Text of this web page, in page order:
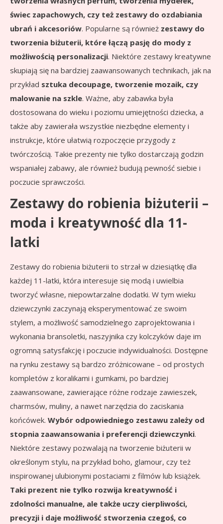
świec zapachowych, czy też zestawy do ozdabiania
ubrań i akcesoriów. Popularne są również zestawy do
tworzenia biżuterii, które łączą pasję do mody z
możliwością personalizacji. Niektóre zestawy kreatywne
skupiają się na bardziej zaawansowanych technikach, jak na
przykład sztuka decoupage, tworzenie mozaik, czy
malowanie na szkle. Ważne, aby zabawka była
dostosowana do wieku i poziomu umiejętności dziecka, a
także aby zawierała wszystkie niezbędne elementy i
instrukcje, które ułatwią rozpoczęcie przygody z
twórczością. Takie prezenty nie tylko dostarczają godzin
wspaniałej zabawy, ale również budują pewność siebie i
poczucie sprawczości.
Zestawy do robienia biżuterii –
moda i kreatywność dla 11-
latki
Zestawy do robienia biżuterii to strzał w dziesiątkę dla
każdej 11-latki, która interesuje się modą i uwielbia
tworzyć własne, niepowtarzalne dodatki. W tym wieku
dziewczynki zaczynają eksperymentować ze swoim
stylem, a możliwość samodzielnego zaprojektowania i
wykonania bransoletki, naszyjnika czy kolczyków daje im
ogromną satysfakcję i poczucie indywidualności. Dostępne
na rynku zestawy są bardzo zróżnicowane – od prostych
kompletów z koralikami i gumkami, po bardziej
zaawansowane, zawierające różne rodzaje zawieszek,
charmsów, muliny, a nawet narzędzia do zaciskania
końcówek. Wybór odpowiedniego zestawu zależy od
stopnia zaawansowania i preferencji dziewczynki.
Niektóre zestawy pozwalają na tworzenie biżuterii w
określonym stylu, na przykład boho, glamour, czy też
inspirowanej ulubionymi postaciami z filmów lub książek.
Taki prezent nie tylko rozwija kreatywność i
zdolności manualne, ale także uczy cierpliwości,
precyzji i daje możliwość stworzenia czegoś, co